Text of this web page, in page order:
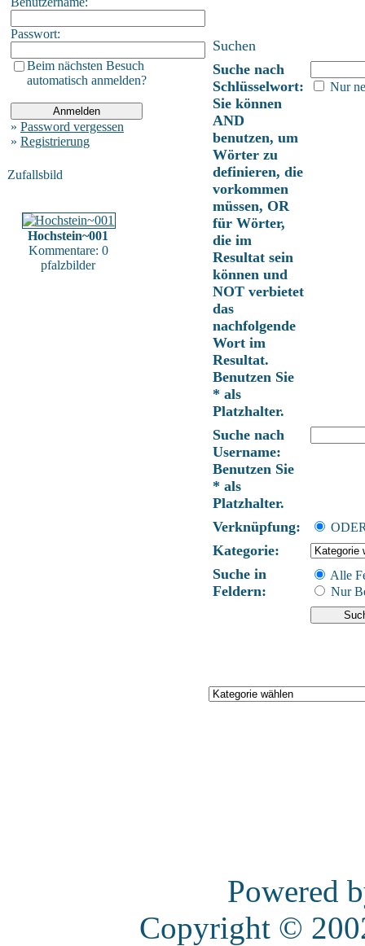
Passwort:
Beim nächsten Besuch
automatisch anmelden?
» Password vergessen
» Registrierung
Zufallsbild
Hochstein~001
Kommentare: 0
pfalzbilder
Suchen
Suche nach
Schlüsselwort:
Sie können
AND
benutzen, um
Wörter zu
definieren, die
vorkommen
müssen, OR
für Wörter,
die im
Resultat sein
können und
NOT verbietet
das
nachfolgende
Wort im
Resultat.
Benutzen Sie
* als
Platzhalter.
Nur
Suche nach
Username:
Benutzen Sie
* als
Platzhalter.
Verknüpfung:
Kategorie:
Suche in
Feldern:
Alle
Nur
Powered
Copyright ©